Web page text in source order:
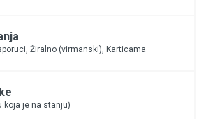
Žiralno (virmanski), Karticama
koja je na stanju)